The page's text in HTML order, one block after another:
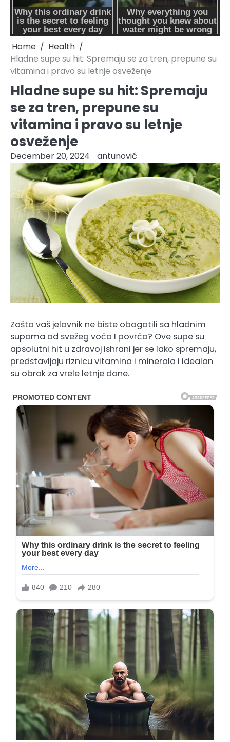
Home
Health
Hladne supe su hit: Spremaju se za tren, prepune su
vitamina i pravo su letnje osveženje
Hladne supe su hit: Spremaju
se za tren, prepune su
vitamina i pravo su letnje
osveženje
December 20, 2024 antunović
Zašto vaš jelovnik ne biste obogatili sa hladnim
supama od svežeg voća I povrća? Ove supe su
apsolutni hit u zdravoj ishrani jer se lako spremaju,
predstavljaju riznicu vitamina i minerala i idealan
su obrok za vrele letnje dane.